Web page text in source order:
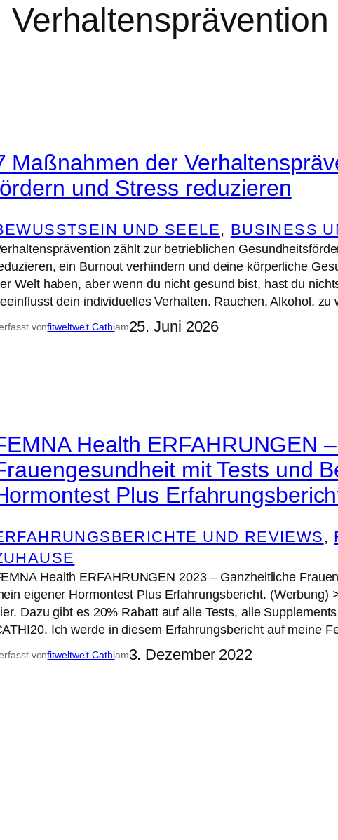
Verhaltensprävention
Maßnahmen der
und Stress reduzieren
UND SEELE, BUSINESS
zählt zur betrieblichen
ein Burnout verhindern und deine körperliche
Welt haben, aber wenn du nicht gesund bist, hast du
dein individuelles Verhalten. Rauchen, Alkohol,
vonfitweltweit Cathiam25. Juni 2026
Health ERFAHRUNGEN
mit Tests und
Plus
UND REVIEWS ,
Health ERFAHRUNGEN 2023 – Ganzheitliche
eigener Hormontest Plus Erfahrungsbericht.
Dazu gibt es 20% Rabatt auf alle Tests, alle
Ich werde in diesem Erfahrungsbericht auf meine
vonfitweltweit Cathiam3. Dezember 2022